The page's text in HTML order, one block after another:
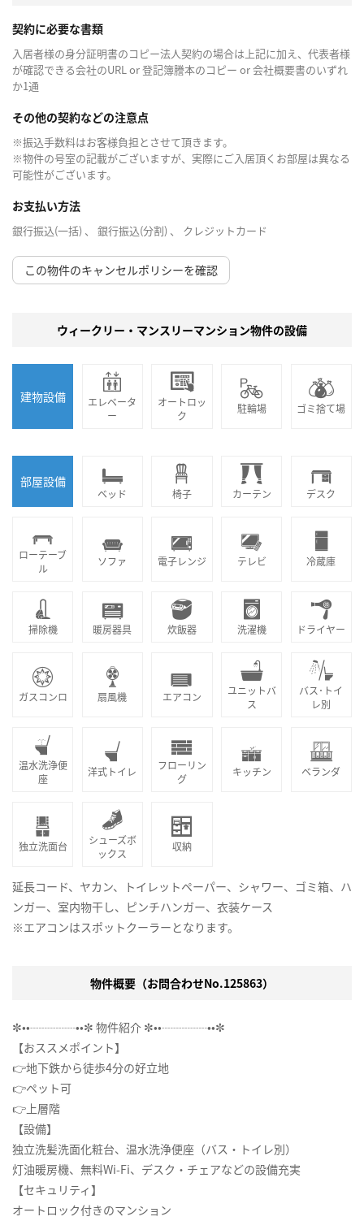
契約に必要な書類
入居者様の身分証明書のコピー法人契約の場合は上記に加え、代表者様
が確認できる会社のURL or 登記簿謄本のコピー or 会社概要書のいずれ
か1通
その他の契約などの注意点
※振込手数料はお客様負担とさせて頂きます。
※物件の号室の記載がございますが、実際にご入居頂くお部屋は異なる
可能性がございます。
お支払い方法
銀行振込(一括) 、 銀行振込(分割) 、 クレジットカード
この物件のキャンセルポリシーを確認
ウィークリー・マンスリーマンション物件の設備
建物設備
エレベータ
ー
オートロッ
ク
駐輪場 ゴミ捨て場
部屋設備
ベッド 椅子 カーテン デスク
ローテーブ
ル
ソファ 電子レンジ テレビ 冷蔵庫
掃除機 暖房器具 炊飯器 洗濯機 ドライヤー
ガスコンロ 扇風機 エアコン
ユニットバ
ス
バス･トイ
レ別
温水洗浄便
座
洋式トイレ
フローリン
グ
キッチン ベランダ
独立洗面台
シューズボ
ックス
収納
延長コード、ヤカン、トイレットペーパー、シャワー、ゴミ箱、ハ
ンガー、室内物干し、ピンチハンガー、衣装ケース
※エアコンはスポットクーラーとなります。
物件概要（お問合わせNo.125863）
✼••┈┈┈┈••✼ 物件紹介 ✼••┈┈┈┈••✼
【おススメポイント】
👉地下鉄から徒歩4分の好立地
👉ペット可
👉上層階
【設備】
独立洗髪洗面化粧台、温水洗浄便座（バス・トイレ別）
灯油暖房機、無料Wi-Fi、デスク・チェアなどの設備充実
【セキュリティ】
オートロック付きのマンション